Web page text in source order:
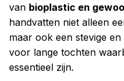
van bioplastic en
handvatten niet alleen
maar ook een stevige
voor lange tochten
essentieel zijn.